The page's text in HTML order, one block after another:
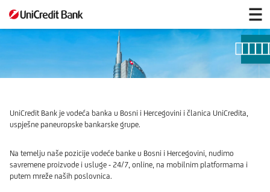
nama
UniCredit Bank je vodeća banka u Bosni i Hercegovini i članica UniCredita,
uspješne paneuropske bankarske grupe.
Na temelju naše pozicije vodeće banke u Bosni i Hercegovini, nudimo
savremene proizvode i usluge - 24/7, online, na mobilnim platformama i
putem mreže naših poslovnica.